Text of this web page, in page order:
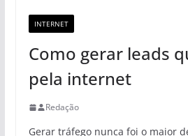
INTERNET
Como gerar leads
pela internet
Redação
Gerar tráfego nunca foi o maior